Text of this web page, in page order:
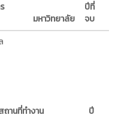
มหาวิทยาลัย
ปีที่
จบ
ถานที่ทำงาน
ปี